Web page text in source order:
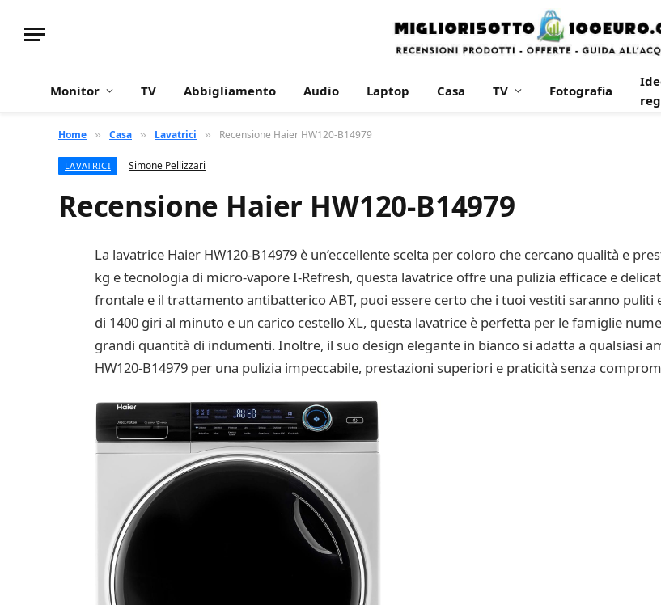
Monitor TV Abbigliamento Audio Laptop Casa TV Fotografia
Home » Casa » Lavatrici » Recensione Haier HW120-B14979
LAVATRICI Simone Pellizzari
Recensione Haier HW120-B14979
La lavatrice Haier HW120-B14979 è un’eccellente scelta per coloro che cercano qualità e
kg e tecnologia di micro-vapore I-Refresh, questa lavatrice offre una pulizia efficace e
frontale e il trattamento antibatterico ABT, puoi essere certo che i tuoi vestiti saranno puliti
di 1400 giri al minuto e un carico cestello XL, questa lavatrice è perfetta per le famiglie
grandi quantità di indumenti. Inoltre, il suo design elegante in bianco si adatta a qualsiasi
HW120-B14979 per una pulizia impeccabile, prestazioni superiori e praticità senza